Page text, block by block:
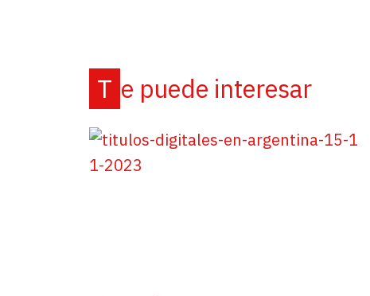
Te puede interesar